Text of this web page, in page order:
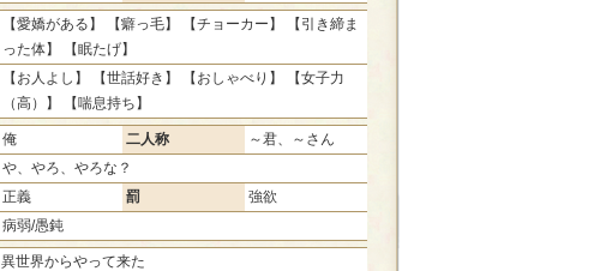
【愛嬌がある】 【癖っ毛】 【チョーカー】 【引き締ま
った体】 【眠たげ】
【お人よし】 【世話好き】 【おしゃべり】 【女子力
（高）】 【喘息持ち】
俺 二人称
～君、～さん
や、やろ、やろな？
正義 罰
強欲
病弱/愚鈍
異世界からやって来た